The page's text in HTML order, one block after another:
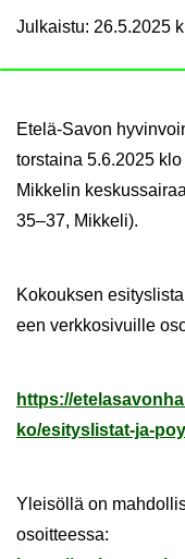
Julkaistu: 26.5.2025
Etelä-​Savon
tors­tai­na 5.6.2025
Mik­ke­lin
35–37, Mik­ke­li).
Ko­kouk­sen
een verk­ko­si­vuil­le
https://
ko/esityslistat-​ja-
Ylei­söl­lä on
osoit­tees­sa: